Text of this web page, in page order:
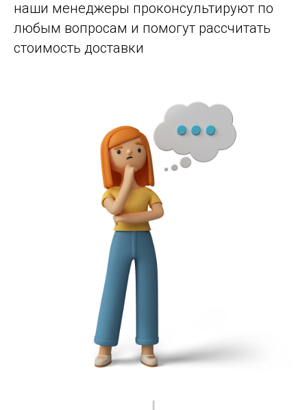
наши менеджеры проконсультируют по
любым вопросам и помогут рассчитать
стоимость доставки